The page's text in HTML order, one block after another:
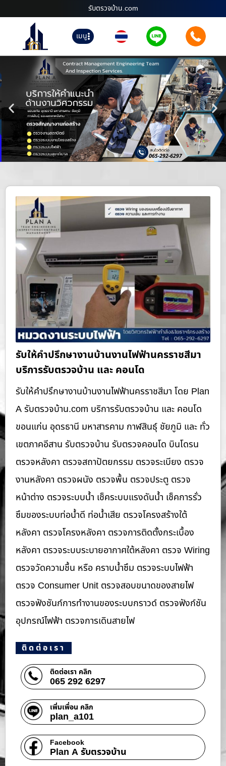
รับตรวจบ้าน.com
เมนู
รับให้คำปรึกษางานบ้านงานไฟฟ้านครราชสีมา
บริการรับตรวจบ้าน และ คอนโด
รับให้คำปรึกษางานบ้านงานไฟฟ้านครราชสีมา โดย Plan
A รับตรวจบ้าน.com บริการรับตรวจบ้าน และ คอนโด
ขอนแก่น อุดรธานี มหาสารคาม กาฬสินธุ์ ชัยภูมิ และ ทั่ว
เขตภาคอีสาน รับตรวจบ้าน รับตรวจคอนโด บินโดรน
ตรวจหลังคา ตรวจสถาปัตยกรรม ตรวจระเบียง ตรวจ
งานหลังคา ตรวจผนัง ตรวจพื้น ตรวจประตู ตรวจ
หน้าต่าง​ ตรวจระบบน้ำ เช็คระบบแรงดันน้ำ เช็คการรั่ว
ซึมของระบบท่อน้ำ​ดี ท่อน้ำ​เสีย ตรวจโครงสร้างใต้
หลังคา ตรวจโครงหลังคา ตรวจการติดตั้งกระเบื้อง
หลังคา ตรวจระบบระบายอากาศใต้หลังคา ตรวจ Wiring
ตรวจวัดความชื้น หรือ คราบน้ำซึม ตรวจระบบไฟฟ้า
ตรวจ Consumer Unit ตรวจสอบขนาดของสายไฟ
ตรวจฟังชันก์การทำงานของระบบกราวด์ ตรวจฟังก์ชัน
อุปกรณ์ไฟฟ้า ตรวจการเดินสายไฟ
ติดต่อเรา
ติดต่อเรา คลิก
065 292 6297
เพิ่มเพื่อน คลิก
plan_a101
Facebook
Plan A รับตรวจบ้าน